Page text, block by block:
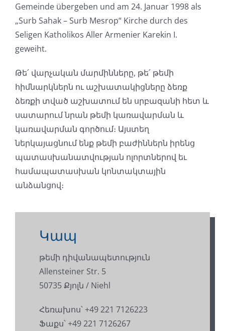
Gemeinde übergeben und am 24. Januar 1998 als
„Surb Sahak – Surb Mesrop“ Kirche durch des
Seligen Katholikos Aller Armenier Karekin I.
geweiht.
Թե՛ վարչական մարմինները, թե՛ թեմի
հիմնարկներն ու աշխատակիցները ձեռք
ձեռքի տված աշխատում են սրբազանի հետ և
սատարում նրան թեմի կառավարման և
կառավարման գործում։ Այստեղ
ներկայացնում ենք թեմի բաժիններն իրենց
պատասխանատվության ոլորտներով եւ
համապատասխան կոնտակտային
անձանցով։
Կապ
թեմի դիվանապետություն
Allensteiner Str. 5
50735 Քյոլն / Niehl
Հեռախոս՝ +49 221 7126223
Ֆաքս՝ +49 221 7126267